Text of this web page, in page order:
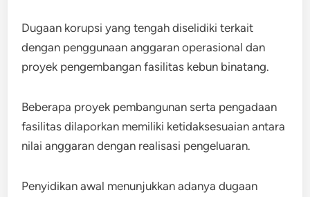
Dugaan korupsi yang tengah diselidiki terkait
dengan penggunaan anggaran operasional dan
proyek pengembangan fasilitas kebun binatang.
Beberapa proyek pembangunan serta pengadaan
fasilitas dilaporkan memiliki ketidaksesuaian antara
nilai anggaran dengan realisasi pengeluaran.
Penyidikan awal menunjukkan adanya dugaan